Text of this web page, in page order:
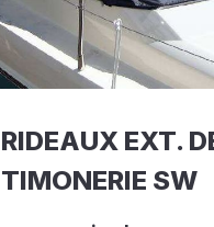
RIDEAUX EXT.
TIMONERIE SW